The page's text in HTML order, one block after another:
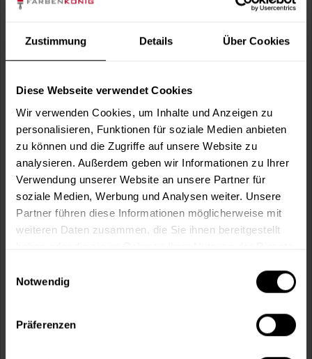
Zustimmung Details Über Cookies
Diese Webseite verwendet Cookies
Wir verwenden Cookies, um Inhalte und Anzeigen zu
personalisieren, Funktionen für soziale Medien anbieten
zu können und die Zugriffe auf unsere Website zu
analysieren. Außerdem geben wir Informationen zu Ihrer
Verwendung unserer Website an unsere Partner für
soziale Medien, Werbung und Analysen weiter. Unsere
Partner führen diese Informationen möglicherweise mit
weiteren Daten zusammen, die Sie ihnen bereitgestellt
Notwendig
Präferenzen
m²
In denWarenkorb
Merken Fragen zum Artikel?